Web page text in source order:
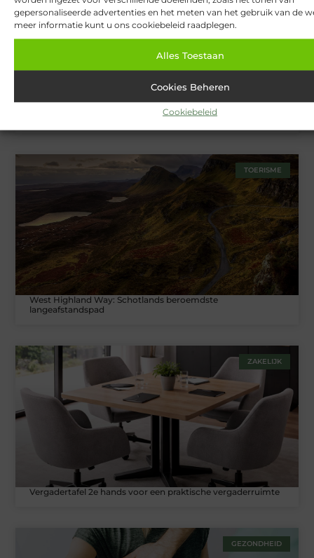
gepersonaliseerde advertenties en het meten van het gebruik van de
meer informatie kunt u ons cookiebeleid raadplegen.
Alles Toestaan
Cookies Beheren
Cookiebeleid
Van Lennep Kliniek: Expertise en esthetiek in perfecte balans
TOERISME
West Highland Way: Schotlands beroemdste
langeafstandspad
ZAKELIJK
Vergadertafel 2e hands voor een praktische vergaderruimte
GEZONDHEID